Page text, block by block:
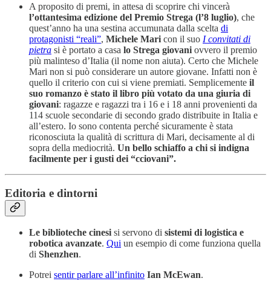
A proposito di premi, in attesa di scoprire chi vincerà
l’ottantesima edizione del Premio Strega (l’8 luglio), che
quest’anno ha una sestina accumunata dalla scelta di
protagonisti “reali”, Michele Mari con il suo I convitati di
pietra si è portato a casa lo Strega giovani ovvero il premio
più malinteso d’Italia (il nome non aiuta). Certo che Michele
Mari non si può considerare un autore giovane. Infatti non è
quello il criterio con cui si viene premiati. Semplicemente il
suo romanzo è stato il libro più votato da una giuria di
giovani: ragazze e ragazzi tra i 16 e i 18 anni provenienti da
114 scuole secondarie di secondo grado distribuite in Italia e
all’estero. Io sono contenta perché sicuramente è stata
riconosciuta la qualità di scrittura di Mari, decisamente al di
sopra della mediocrità. Un bello schiaffo a chi si indigna
facilmente per i gusti dei “cciovani”.
Editoria e dintorni
Le biblioteche cinesi si servono di sistemi di logistica e
robotica avanzate. Qui un esempio di come funziona quella
di Shenzhen.
Potrei sentir parlare all’infinito Ian McEwan.